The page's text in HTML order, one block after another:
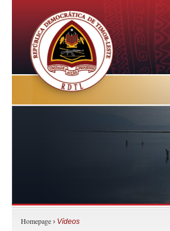
Homepage › Vídeos